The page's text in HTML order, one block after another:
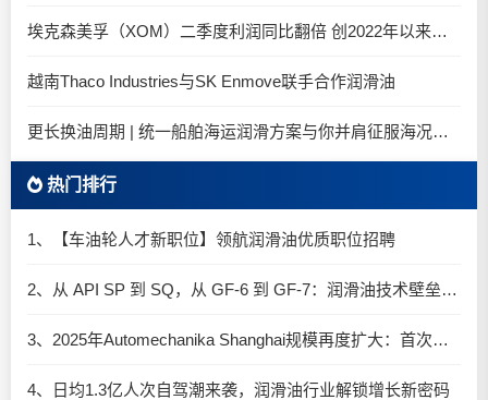
埃克森美孚（XOM）二季度利润同比翻倍 创2022年以来新高
越南Thaco Industries与SK Enmove联手合作润滑油
更长换油周期 | 统一船舶海运润滑方案与你并肩征服海况运维考验
热门排行
1、【车油轮人才新职位】领航润滑油优质职位招聘
2、从 API SP 到 SQ，从 GF-6 到 GF-7：润滑油技术壁垒再升高，你准备好了吗？
3、2025年Automechanika Shanghai规模再度扩大：首次启用国家会展中心（上海）全部15个展馆
4、日均1.3亿人次自驾潮来袭，润滑油行业解锁增长新密码​